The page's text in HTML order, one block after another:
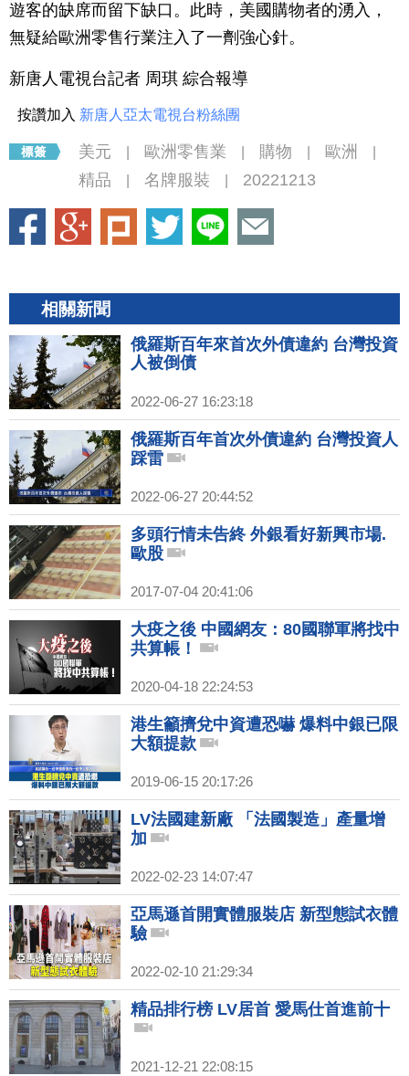
遊客的缺席而留下缺口。此時，美國購物者的湧入，
無疑給歐洲零售行業注入了一劑強心針。
新唐人電視台記者 周琪 綜合報導
按讚加入 新唐人亞太電視台粉絲團
美元 歐洲零售業 購物 歐洲
精品 名牌服裝 20221213
相關新聞
俄羅斯百年來首次外債違約 台灣投資
人被倒債
2022-06-27 16:23:18
俄羅斯百年首次外債違約 台灣投資人
踩雷
2022-06-27 20:44:52
多頭行情未告終 外銀看好新興市場.
歐股
2017-07-04 20:41:06
大疫之後 中國網友：80國聯軍將找中
共算帳！
2020-04-18 22:24:53
港生籲擠兌中資遭恐嚇 爆料中銀已限
大額提款
2019-06-15 20:17:26
LV法國建新廠 「法國製造」產量增
加
2022-02-23 14:07:47
亞馬遜首開實體服裝店 新型態試衣體
驗
2022-02-10 21:29:34
精品排行榜 LV居首 愛馬仕首進前十
2021-12-21 22:08:15